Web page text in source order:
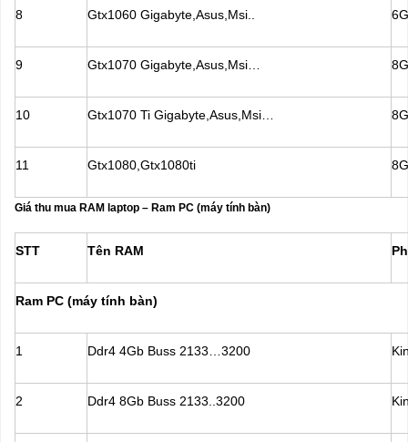
8 Gtx1060 Gigabyte,Asus,Msi..
9 Gtx1070 Gigabyte,Asus,Msi…
10 Gtx1070 Ti Gigabyte,Asus,Msi…
11 Gtx1080,Gtx1080ti
Giá thu mua RAM laptop – Ram PC (máy tính bàn)
STT Tên RAM
Ram PC (máy tính bàn)
1 Ddr4 4Gb Buss 2133…3200
2 Ddr4 8Gb Buss 2133..3200